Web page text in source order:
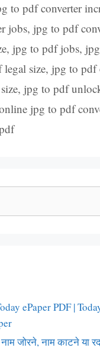
to pdf converter
jobs, jpg to pdf
, jpg to pdf jobs,
size, jpg to pdf
, jpg to pdf
jpg to pdf
ePaper PDF |
नाम जोरने, नाम काटने या